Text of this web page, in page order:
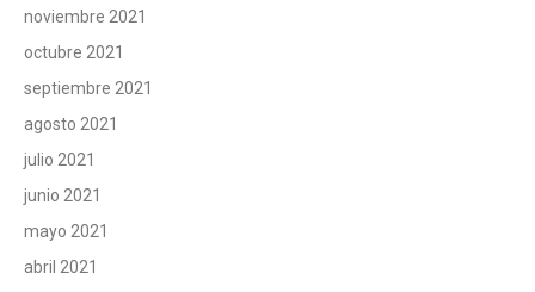
noviembre 2021
octubre 2021
septiembre 2021
agosto 2021
julio 2021
junio 2021
mayo 2021
abril 2021